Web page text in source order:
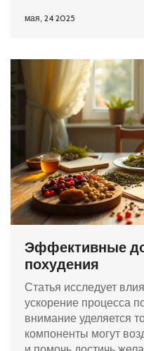
сделать свои ночные
мая, 24 2025
Эффективные
похудения
Статья исследует
ускорение процесса
внимание уделяется
компоненты могут